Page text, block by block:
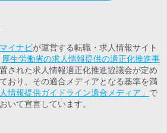
イナビが運営する転職・求人情報サイト
厚生労働省の求人情報提供の適正化推進事
された求人情報適正化推進協議会が定め
おり、その適合メディアとなる基準を満
人情報提供ガイドライン適合メディア」 で
いて宣言しています。